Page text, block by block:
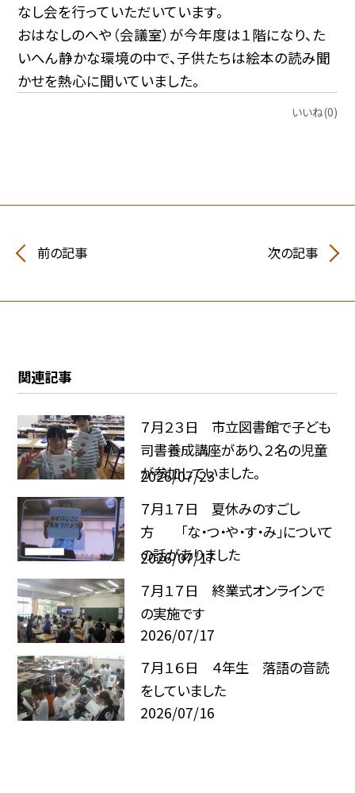
なし会を行っていただいています。
おはなしのへや（会議室）が今年度は１階になり、た
いへん静かな環境の中で、子供たちは絵本の読み聞
かせを熱心に聞いていました。
いいね(0)
前の記事 次の記事
関連記事
７月２３日 市立図書館で子ども
司書養成講座があり、２名の児童
が参加していました。
2026/07/23
７月１７日 夏休みのすごし
方 「な・つ・や・す・み」について
の話がありました
2026/07/17
７月１７日 終業式オンラインで
の実施です
2026/07/17
７月１６日 ４年生 落語の音読
をしていました
2026/07/16